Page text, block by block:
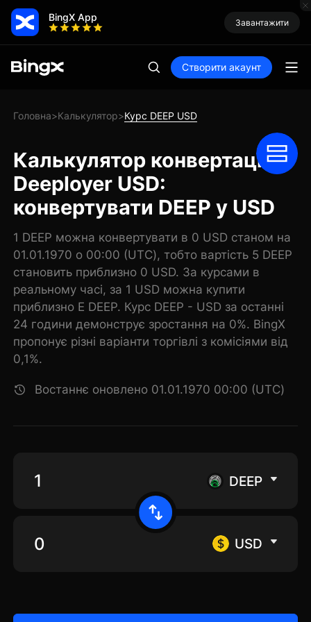
BingX App Завантажити
Створити акаунт
Головна>Калькулятор>Курс DEEP USD
Калькулятор конвертації
Deeployer USD:
конвертувати DEEP у USD
1 DEEP можна конвертувати в 0 USD станом на
01.01.1970 о 00:00 (UTC), тобто вартість 5 DEEP
становить приблизно 0 USD. За курсами в
реальному часі, за 1 USD можна купити
приблизно E DEEP. Курс DEEP - USD за останні
24 години демонструє зростання на 0%. BingX
пропонує різні варіанти торгівлі з комісіями від
0,1%.
Востаннє оновлено 01.01.1970 00:00 (UTC)
DEEP
USD